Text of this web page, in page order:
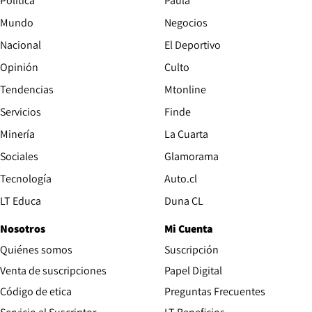
Mundo
Nacional
Opinión
Tendencias
Servicios
Minería
Sociales
Tecnología
LT Educa
Negocios
El Deportivo
Culto
Mtonline
Finde
La Cuarta
Glamorama
Auto.cl
Duna CL
Nosotros
Quiénes somos
Venta de suscripciones
Código de etica Opens in new window
Mi Cuenta
Suscripción
Papel Digital
Preguntas Frecuentes